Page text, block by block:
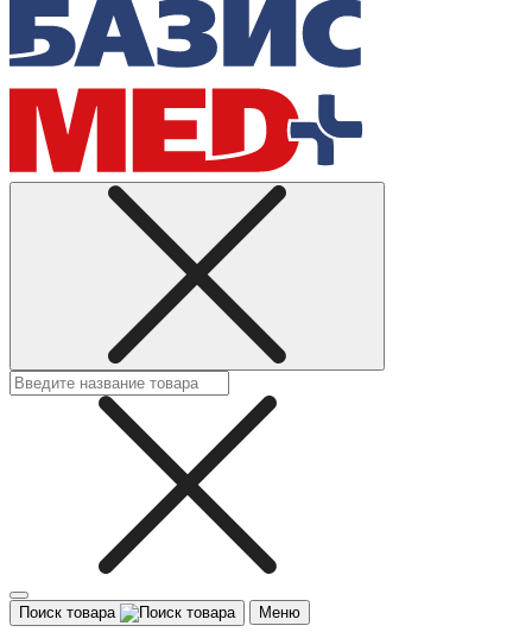
Поиск товара Меню